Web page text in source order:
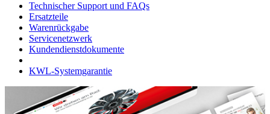
Technischer Support und FAQs
Ersatzteile
Warenrückgabe
Servicenetzwerk
Kundendienstdokumente
KWL-Systemgarantie